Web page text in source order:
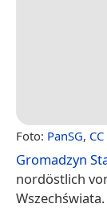
Foto: PanSG,
Gromadzyn
nordöstlich
Wszechświata.